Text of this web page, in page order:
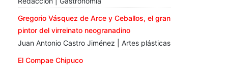
Gregorio Vásquez de Arce y Ceballos, el gran
pintor del virreinato neogranadino
Juan Antonio Castro Jiménez | Artes plásticas
El Compae Chipuco